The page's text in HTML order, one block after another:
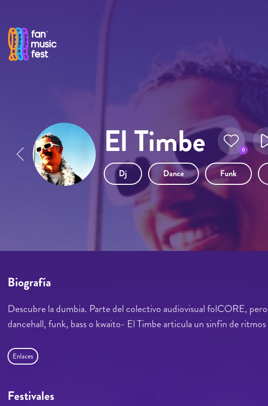
El Timbe 0
Dj Dance Funk
Biografía
Descubre la dumbia. Parte del colectivo audiovisual folCORE,
dancehall, funk, bass o kwaito- El Timbe articula un sinfín de
Enlaces
Festivales